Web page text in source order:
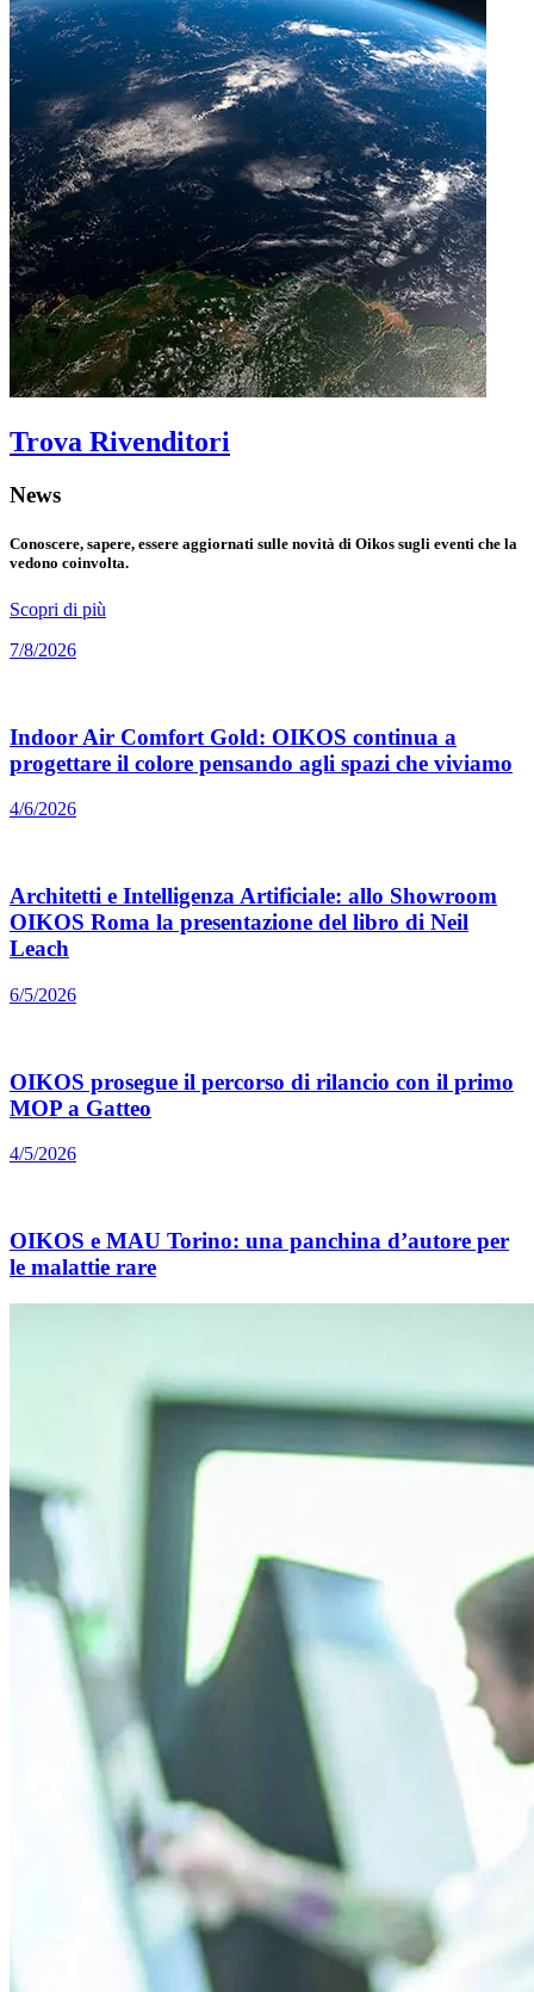
Trova Rivenditori
News
Conoscere, sapere, essere aggiornati sulle novità di Oikos sugli eventi che la
vedono coinvolta.
Scopri di più
7/8/2026
Indoor Air Comfort Gold: OIKOS continua a
progettare il colore pensando agli spazi che viviamo
4/6/2026
Architetti e Intelligenza Artificiale: allo Showroom
OIKOS Roma la presentazione del libro di Neil
Leach
6/5/2026
OIKOS prosegue il percorso di rilancio con il primo
MOP a Gatteo
4/5/2026
OIKOS e MAU Torino: una panchina d’autore per
le malattie rare